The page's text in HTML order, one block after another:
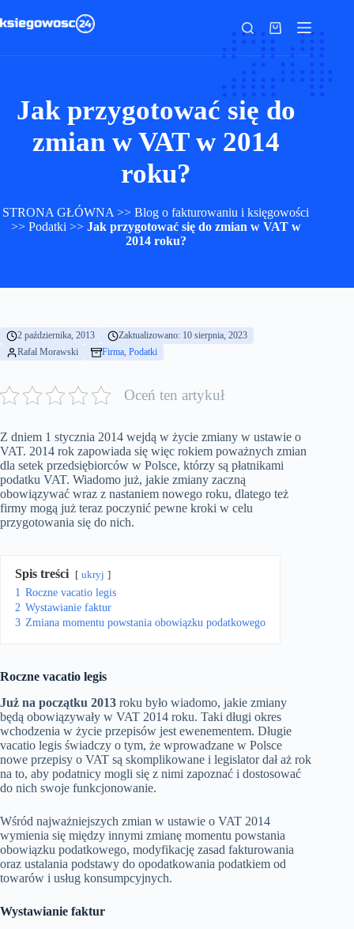
do
Koszyk
Jak przygotować się do
zmian w VAT w 2014
roku?
STRONA GŁÓWNA >>Blog o fakturowaniu i księgowości
>> Podatki >> Jak przygotować się do zmian w VAT w
2014 roku?
2 października, 2013
Zaktualizowano: 10 sierpnia, 2023
Rafal Morawski
Firma, Podatki
Oceń ten artykuł
Z dniem 1 stycznia 2014 wejdą w życie zmiany w ustawie o
VAT. 2014 rok zapowiada się więc rokiem poważnych zmian
dla setek przedsiębiorców w Polsce, którzy są płatnikami
podatku VAT. Wiadomo już, jakie zmiany zaczną
obowiązywać wraz z nastaniem nowego roku, dlatego też
firmy mogą już teraz poczynić pewne kroki w celu
przygotowania się do nich.
Spis treści ukryj
1 Roczne vacatio legis
2 Wystawianie faktur
3 Zmiana momentu powstania obowiązku podatkowego
Roczne vacatio legis
Już na początku 2013 roku było wiadomo, jakie zmiany
będą obowiązywały w VAT 2014 roku. Taki długi okres
wchodzenia w życie przepisów jest ewenementem. Długie
vacatio legis świadczy o tym, że wprowadzane w Polsce
nowe przepisy o VAT są skomplikowane i legislator dał aż rok
na to, aby podatnicy mogli się z nimi zapoznać i dostosować
do nich swoje funkcjonowanie.
Wśród najważniejszych zmian w ustawie o VAT 2014
wymienia się między innymi zmianę momentu powstania
obowiązku podatkowego, modyfikację zasad fakturowania
oraz ustalania podstawy do opodatkowania podatkiem od
towarów i usług konsumpcyjnych.
Wystawianie faktur